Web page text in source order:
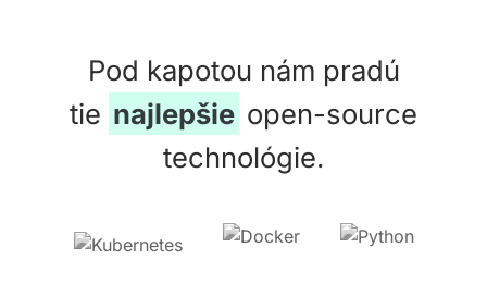
Pod kapotou nám pradú
tie najlepšie open-source
technológie.